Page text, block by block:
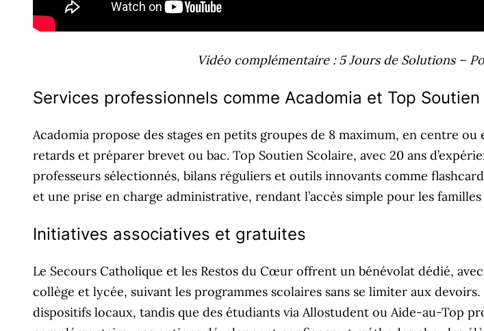
Vidéo complémentaire : 5 Jours de Solutions –
Services professionnels comme Acadomia et Top Soutien
Acadomia propose des stages en petits groupes de 8 maximum, en centre
retards et préparer brevet ou bac. Top Soutien Scolaire, avec 20 ans
professeurs sélectionnés, bilans réguliers et outils innovants comme
et une prise en charge administrative, rendant l’accès simple pour les
Initiatives associatives et gratuites
Le Secours Catholique et les Restos du Cœur offrent un bénévolat dédié,
collège et lycée, suivant les programmes scolaires sans se limiter aux
dispositifs locaux, tandis que des étudiants via Allostudent ou Aide-au-Top